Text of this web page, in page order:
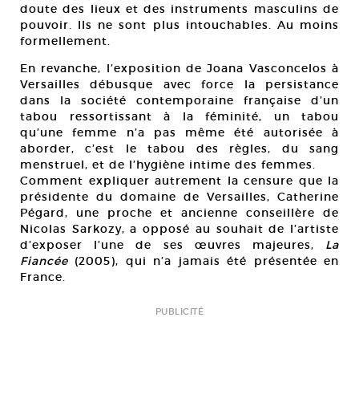
doute des lieux et des instruments masculins de
pouvoir. Ils ne sont plus intouchables. Au moins
formellement.
En revanche, l’exposition de Joana Vasconcelos à
Versailles débusque avec force la persistance
dans la société contemporaine française d’un
tabou ressortissant à la féminité, un tabou
qu’une femme n’a pas même été autorisée à
aborder, c’est le tabou des règles, du sang
menstruel, et de l’hygiène intime des femmes.
Comment expliquer autrement la censure que la
présidente du domaine de Versailles, Catherine
Pégard, une proche et ancienne conseillère de
Nicolas Sarkozy, a opposé au souhait de l’artiste
d’exposer l’une de ses œuvres majeures, La
Fiancée (2005), qui n’a jamais été présentée en
France.
PUBLICITÉ